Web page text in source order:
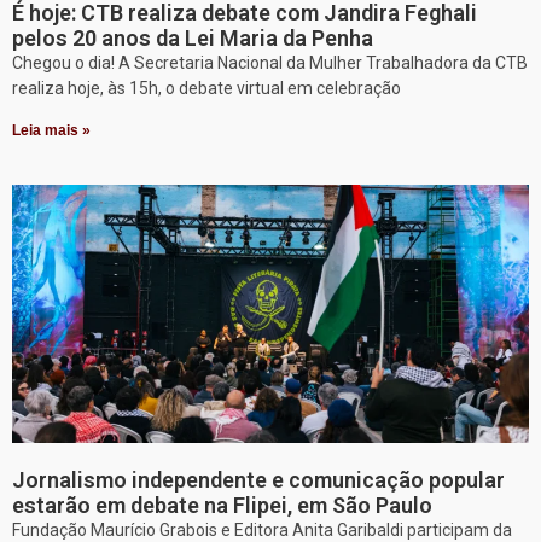
É hoje: CTB realiza debate com Jandira Feghali
pelos 20 anos da Lei Maria da Penha
Chegou o dia! A Secretaria Nacional da Mulher Trabalhadora da CTB
realiza hoje, às 15h, o debate virtual em celebração
Leia mais »
Jornalismo independente e comunicação popular
estarão em debate na Flipei, em São Paulo
Fundação Maurício Grabois e Editora Anita Garibaldi participam da